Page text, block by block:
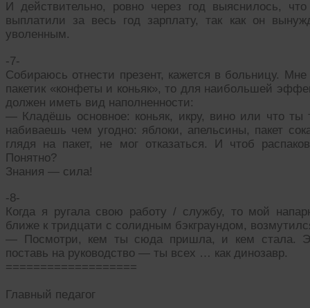
И действительно, ровно через год выяснилось,
выплатили за весь год зарплату, так как он
уволенным.
-7-
Собираюсь отнести презент, кажется в больницу.
пакетик «конфеты и коньяк», то для наибольшей
должен иметь вид наполненности:
— Кладёшь основное: коньяк, икру, вино или что ты
набиваешь чем угодно: яблоки, апельсины, пакет
глядя на пакет, не мог отказаться. И чтоб
Понятно?
Знания — сила!
-8-
Когда я ругала свою работу / службу, то мой
ближе к тридцати с солидным бэкграундом,
— Посмотри, кем ты сюда пришла, и кем стала.
поставь на руководство — ты всех … как динозавр.
===================
Главный педагог